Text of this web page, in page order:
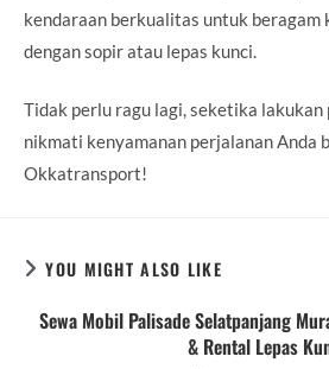
kendaraan berkualitas untuk beragam
dengan sopir atau lepas kunci.
Tidak perlu ragu lagi, seketika lakukan
nikmati kenyamanan perjalanan Anda
Okkatransport!
YOU MIGHT ALSO LIKE
Sewa Mobil Palisade Selatpanjang
& Rental Lepas